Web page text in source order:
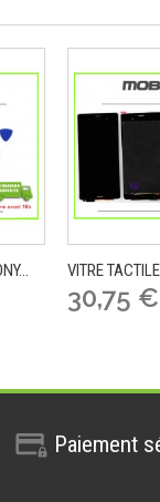
VITRE
30,75 €
Paiement